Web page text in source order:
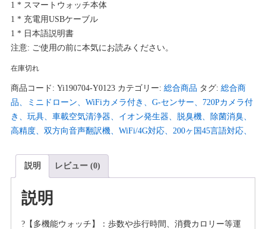
1 * スマートウォッチ本体
1 * 充電用USBケーブル
1 * 日本語説明書
注意: ご使用の前に本気にお読みください。
在庫切れ
商品コード: Yi190704-Y0123 カテゴリー: 総合商品 タグ: 総合商
品、ミニドローン、WiFiカメラ付き、G-センサー、720Pカメラ付
き、玩具、車載空気清浄器、イオン発生器、脱臭機、除菌消臭、
高精度、双方向音声翻訳機、WiFi/4G対応、200ヶ国45言語対応、
説明 レビュー (0)
説明
?【多機能ウォッチ】：歩数や歩行時間、消費カロリー等運